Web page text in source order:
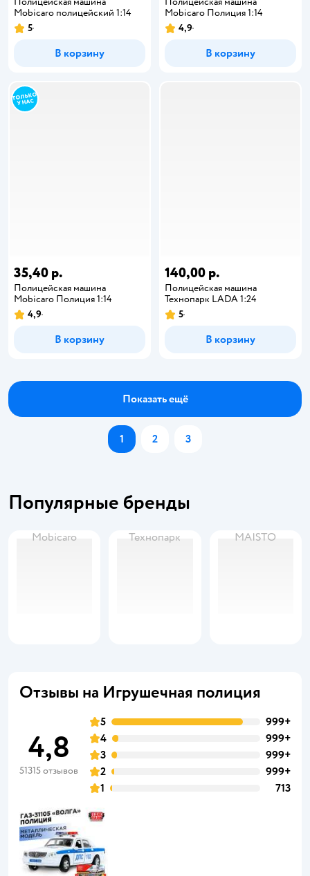
Mobicaro полицейский 1:14
5
В корзину
Mobicaro Полиция 1:14
4,9
В корзину
35,40 р.
Полицейская машина
Mobicaro Полиция 1:14
4,9
В корзину
140,00 р.
Полицейская машина
Технопарк LADA 1:24
5
В корзину
Показать ещё
1 2 3
Популярные бренды
Mobicaro Технопарк MAISTO
Отзывы на Игрушечная полиция
4,8
51315 отзывов
5
999+
4
999+
3
999+
2
999+
1
713